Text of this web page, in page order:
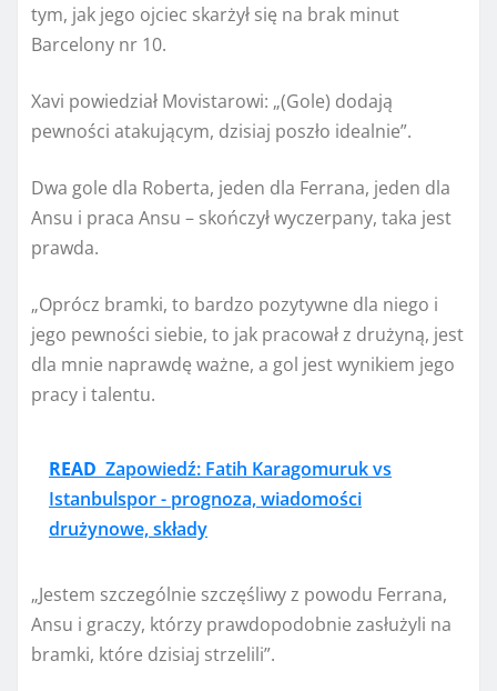
tym, jak jego ojciec skarżył się na brak minut
Barcelony nr 10.
Xavi powiedział Movistarowi: „(Gole) dodają
pewności atakującym, dzisiaj poszło idealnie”.
Dwa gole dla Roberta, jeden dla Ferrana, jeden dla
Ansu i praca Ansu – skończył wyczerpany, taka jest
prawda.
„Oprócz bramki, to bardzo pozytywne dla niego i
jego pewności siebie, to jak pracował z drużyną, jest
dla mnie naprawdę ważne, a gol jest wynikiem jego
pracy i talentu.
READ Zapowiedź: Fatih Karagomuruk vs
Istanbulspor - prognoza, wiadomości
drużynowe, składy
„Jestem szczególnie szczęśliwy z powodu Ferrana,
Ansu i graczy, którzy prawdopodobnie zasłużyli na
bramki, które dzisiaj strzelili”.